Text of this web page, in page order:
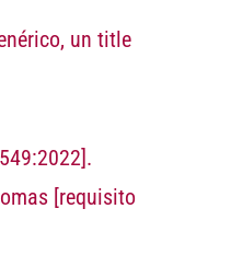
un title
[requisito